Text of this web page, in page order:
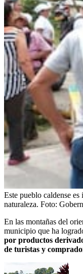
Este pueblo caldense
naturaleza. Foto:
En las montañas del
municipio que ha
por productos
de turistas y